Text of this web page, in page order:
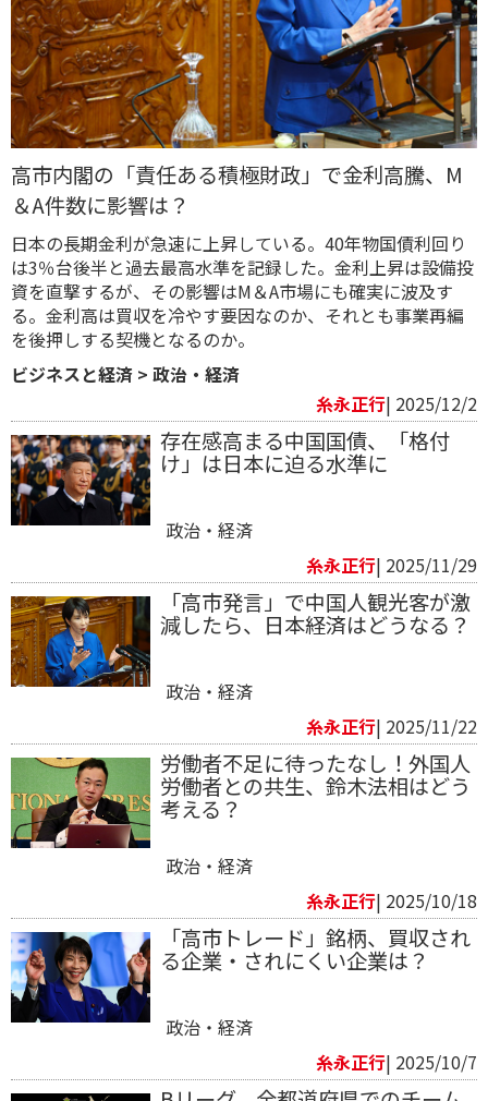
高市内閣の「責任ある積極財政」で金利高騰、M
＆A件数に影響は？
日本の長期金利が急速に上昇している。40年物国債利回り
は3％台後半と過去最高水準を記録した。金利上昇は設備投
資を直撃するが、その影響はM＆A市場にも確実に波及す
る。金利高は買収を冷やす要因なのか、それとも事業再編
を後押しする契機となるのか。
ビジネスと経済 > 政治・経済
糸永正行| 2025/12/2
存在感高まる中国国債、「格付
け」は日本に迫る水準に
政治・経済
糸永正行| 2025/11/29
「高市発言」で中国人観光客が激
減したら、日本経済はどうなる？
政治・経済
糸永正行| 2025/11/22
労働者不足に待ったなし！外国人
労働者との共生、鈴木法相はどう
考える？
政治・経済
糸永正行| 2025/10/18
「高市トレード」銘柄、買収され
る企業・されにくい企業は？
政治・経済
糸永正行| 2025/10/7